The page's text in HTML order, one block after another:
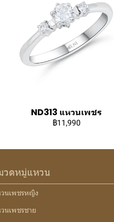
ND313 แหวนเพชร
฿11,990
วดหมู่แหวน
นเพชรหญิง
นเพชรชาย